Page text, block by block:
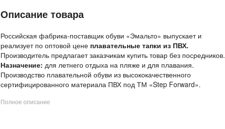
Описание товара
Российская фабрика-поставщик обуви «Эмальто» выпускает и
реализует по оптовой цене плавательные тапки из ПВХ.
Производитель предлагает заказчикам купить товар без посредников.
Назначение: для летнего отдыха на пляже и для плавания.
Производство плавательной обуви из высококачественного
сертифицированного материала ПВХ под ТМ «Step Forward».
Характеристики:
Полное описание